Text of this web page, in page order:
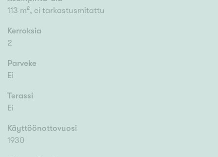
113 m², ei tarkastusmitattu
Kerroksia
2
Parveke
Ei
Terassi
Ei
Käyttöönottovuosi
1930